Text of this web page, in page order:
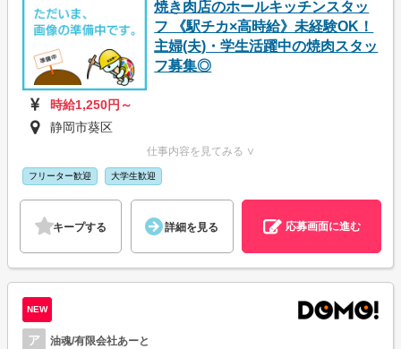
焼き肉店のホールキッチンスタッ
フ 《駅チカ×高時給》未経験OK！
主婦(夫)・学生活躍中の焼肉スタッ
フ募集◎
時給1,250円～
静岡市葵区
仕事内容を見てみる ∨
フリーター歓迎 大学生歓迎
キープする 詳細を見る 応募画面に進む
NEW
ア 油魂/有限会社あーと